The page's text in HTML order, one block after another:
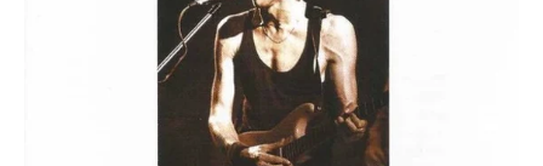
在
簿
中